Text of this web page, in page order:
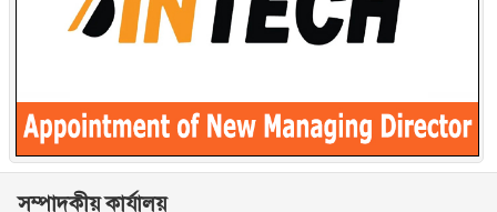
সম্পাদকীয় কার্যালয়